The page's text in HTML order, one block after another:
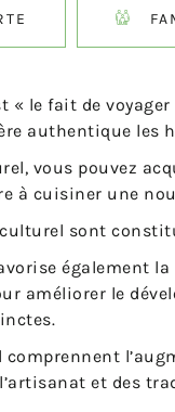
« le fait de
authentique les
vous pouvez
à cuisiner une
sont
également
améliorer le
et des